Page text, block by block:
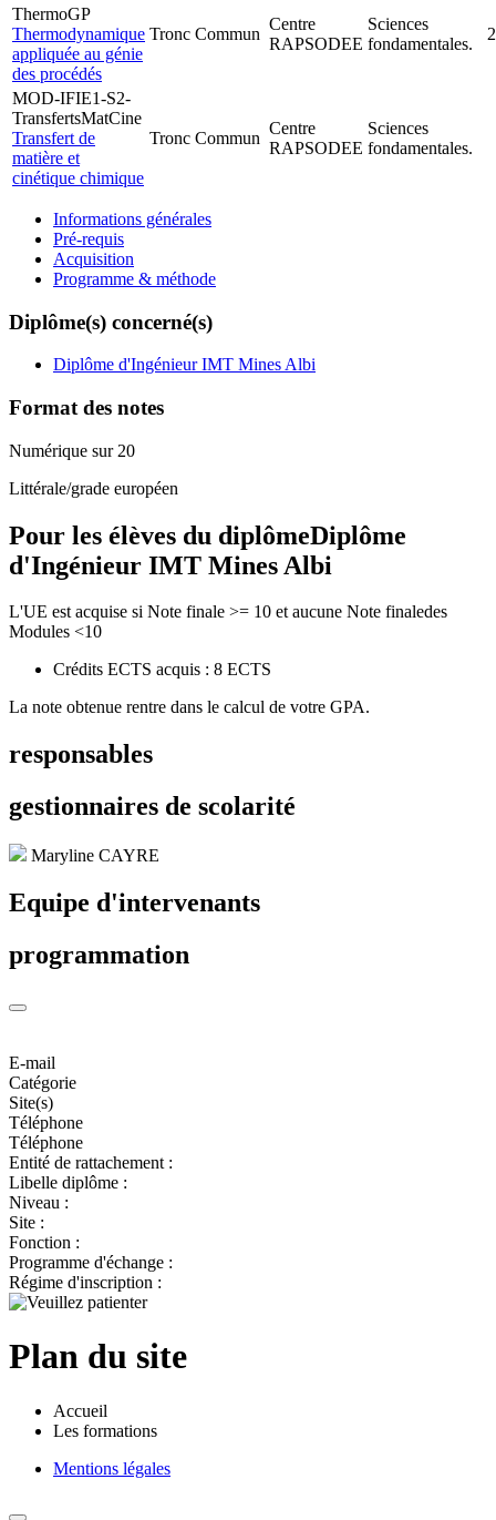
ThermoGP
Thermodynamique
appliquée au génie
des procédés
Tronc Commun
Centre
RAPSODEE
Sciences
fondamentales.
MOD-IFIE1-S2-
TransfertsMatCine
Transfert de
matière et
cinétique chimique
Tronc Commun
Centre
RAPSODEE
Sciences
fondamentales.
Informations générales
Pré-requis
Acquisition
Programme & méthode
Diplôme(s) concerné(s)
Diplôme d'Ingénieur IMT Mines Albi
Format des notes
Numérique sur 20
Littérale/grade européen
Pour les élèves du diplômeDiplôme
d'Ingénieur IMT Mines Albi
L'UE est acquise si Note finale >= 10 et aucune Note finaledes
Modules <10
Crédits ECTS acquis : 8 ECTS
La note obtenue rentre dans le calcul de votre GPA.
responsables
gestionnaires de scolarité
Maryline CAYRE
Equipe d'intervenants
programmation
E-mail
Catégorie
Site(s)
Téléphone
Téléphone
Entité de rattachement :
Libelle diplôme :
Niveau :
Site :
Fonction :
Programme d'échange :
Régime d'inscription :
Plan du site
Accueil
Les formations
Mentions légales